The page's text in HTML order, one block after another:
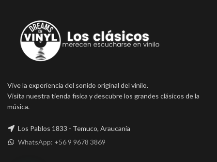
Vive la experiencia del sonido original del vinilo.
Visita nuestra tienda fisica y descubre los grandes clásicos de la
música.
Los Pablos 1833 - Temuco, Araucanía
WhatsApp: +56 9 9678 3869